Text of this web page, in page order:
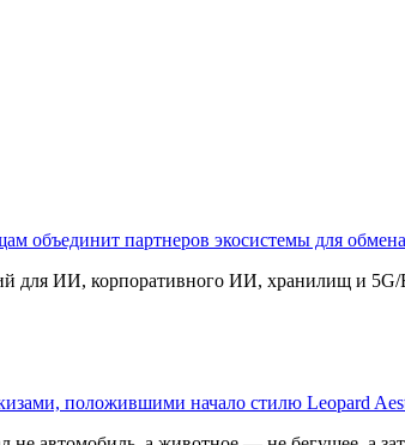
объединит партнеров экосистемы для
для ИИ, корпоративного ИИ, хранилищ и 5G/
положившими начало стилю Leopard